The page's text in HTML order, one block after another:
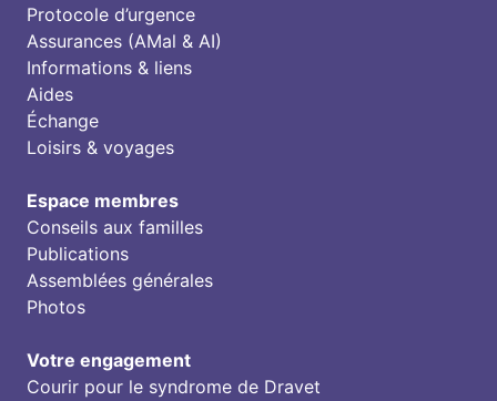
Protocole d’urgence
Assurances (AMal & AI)
Informations & liens
Aides
Échange
Loisirs & voyages
Espace membres
Conseils aux familles
Publications
Assemblées générales
Photos
Votre engagement
Courir pour le syndrome de Dravet